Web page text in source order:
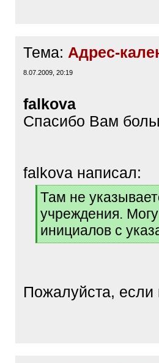
Тема: Адрес-
8.07.2009, 20:19
falkova
Спасибо Вам
falkova написал:
[
q
]
Там не
учреждения.
инициалов с
[
Пожалуйста, если